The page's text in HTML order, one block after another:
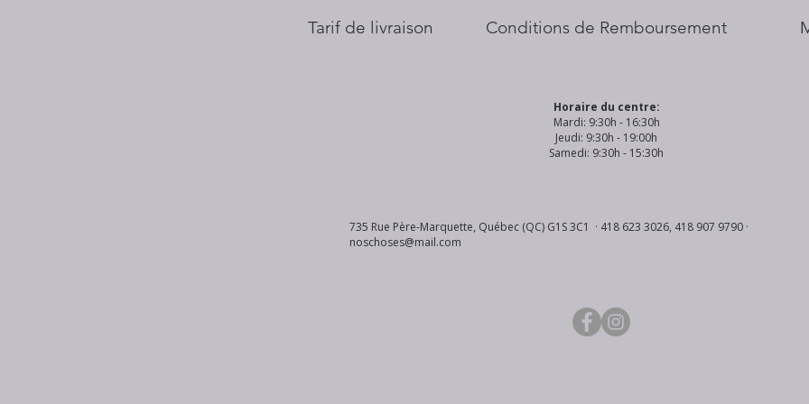
Tarif de livraison
Conditions de Remboursement
Horaire du centre:
Mardi: 9:30h - 16:30h
Jeudi: 9:30h - 19:00h
Samedi: 9:30h - 15:30h
735 Rue Père-Marquette, Québec (QC) G1S 3C1 · 418 623 3026, 418 907 9790 ·
noschoses@mail.com